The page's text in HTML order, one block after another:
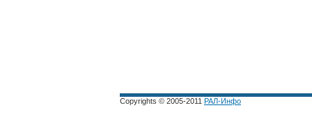
Copyrights © 2005-2011 РАЛ-Инфо